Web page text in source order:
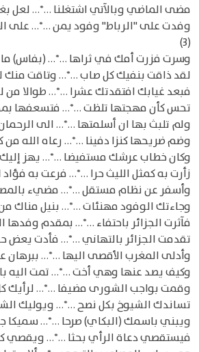
مضى الماضي وبالآتي اشتغلنا …*… لعل
وفدت على "الرباط" وفود يمن …*… على
(3)
وسرت فزرت أمك في ثراها …*… (بفاس)
لقد ذاقت بنفيك كل صاب …*… وتاقت منك
فبعد غيابك افتقدتك عشرا …*… طوالا من
تحس كأن مهجتها تلظت …*… فتسعفها
ولم تلبث بها ان أسلمتها …*… الى
وضم ضريحها كنزا دفينا …*… رعاه الله من
وكان خطاب عرشك مستفيضا …*… يهز إليك
زأرت به كمثل الليث حرا …*… فرعت به
وأسفر عن نظام مستقل …*… مضيء
وجاءتك الوفود مهنئات …*… بنيل مناك
فآثرت الجزائر باحتفاء …*… بمقدم وفدها
تقدمت الجزائر بالتهاني …*… فأدت يعض
وأدلى المغرب الأقصى اليها …*… ببرهان
وكيف يصد عنها وهي أخت …*… تمت اليه
وقمت بواجب الشورى مضيفا …*… لرأيك
تساندك الشيوخ بكل نصح …*… ويوليك
ويبني باسمك (البكاي) صرحا …*… سميكا
فيستقصي دعاة الرأي بحثا …*… ويقصي